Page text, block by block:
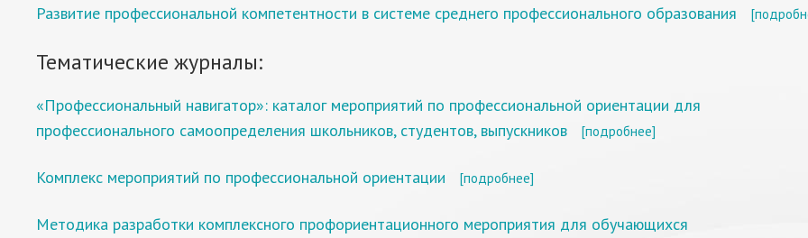
Развитие профессиональной компетентности в системе среднего профессионального образования
Тематические журналы:
«Профессиональный навигатор»: каталог мероприятий по профессиональной ориентации для
профессионального самоопределения школьников, студентов, выпускников
[подробнее]
Комплекс мероприятий по профессиональной ориентации [подробнее]
Методика разработки комплексного профориентационного мероприятия для обучающихся